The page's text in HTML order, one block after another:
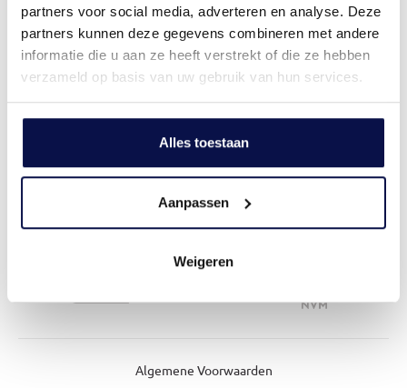
partners voor social media, adverteren en analyse. Deze
partners kunnen deze gegevens combineren met andere
informatie die u aan ze heeft verstrekt of die ze hebben
verzameld op basis van uw gebruik van hun services.
Alles toestaan
Aanpassen
Weigeren
Dit doen we voor je
Over ons
Mijn IDD
Algemene Voorwaarden